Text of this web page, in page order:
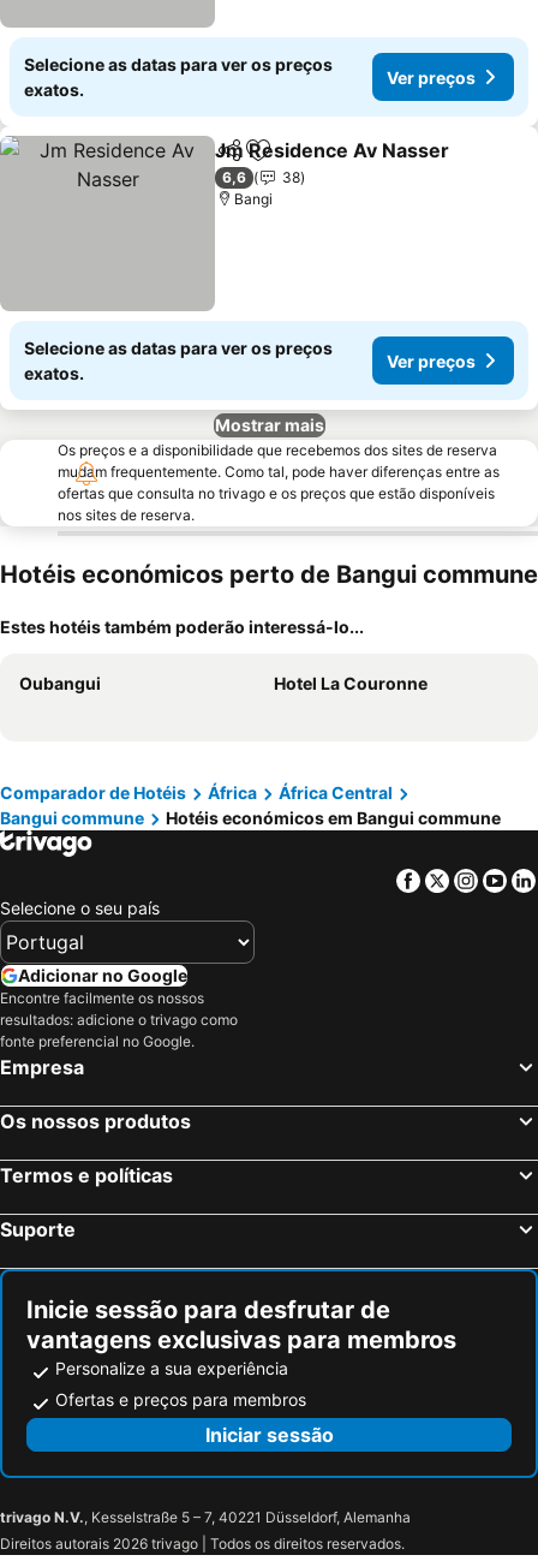
Selecione as datas para ver os preços
exatos.
Ver preços
PartilharAdicionar aos favoritos
Jm Residence Av Nasser
6,6
38
Bangi
Selecione as datas para ver os preços
exatos.
Ver preços
Mostrar mais
Os preços e a disponibilidade que recebemos dos sites de reserva
mudam frequentemente. Como tal, pode haver diferenças entre as
ofertas que consulta no trivago e os preços que estão disponíveis
nos sites de reserva.
Hotéis económicos perto de Bangui commune
Estes hotéis também poderão interessá-lo...
Oubangui Hotel La Couronne
Comparador de Hotéis África
África Central
Bangui commune
Hotéis económicos em Bangui commune
Facebook
Twitter
Selecione o seu país
Adicionar no Google
Encontre facilmente os nossos
resultados: adicione o trivago como
fonte preferencial no Google.
Empresa
Os nossos produtos
Termos e políticas
Suporte
Inicie sessão para desfrutar de
vantagens exclusivas para membros
Personalize a sua experiência
Ofertas e preços para membros
Iniciar sessão
trivago N.V., Kesselstraße 5 – 7, 40221 Düsseldorf, Alemanha
Direitos autorais 2026 trivago | Todos os direitos reservados.